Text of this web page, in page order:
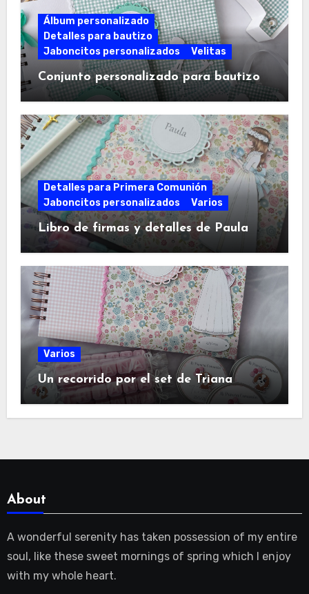
Álbum personalizado
Detalles para bautizo
Jaboncitos personalizados
Velitas
Conjunto personalizado para bautizo
Detalles para Primera Comunión
Jaboncitos personalizados
Varios
Libro de firmas y detalles de Paula
Varios
Un recorrido por el set de Triana
About
A wonderful serenity has taken possession of my entire
soul, like these sweet mornings of spring which I enjoy
with my whole heart.